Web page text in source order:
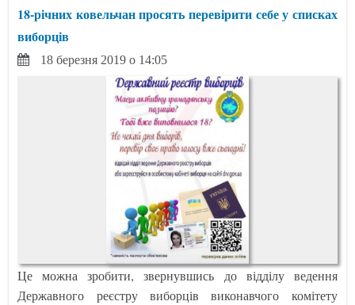
18-річних ковельчан просять перевірити себе у списках
виборців
18 березня 2019 о 14:05
Це можна зробити, звернувшись до відділу ведення
Державного реєстру виборців виконавчого комітету